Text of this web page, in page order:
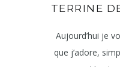
TERRINE
Aujourd’hui je
que j’adore,